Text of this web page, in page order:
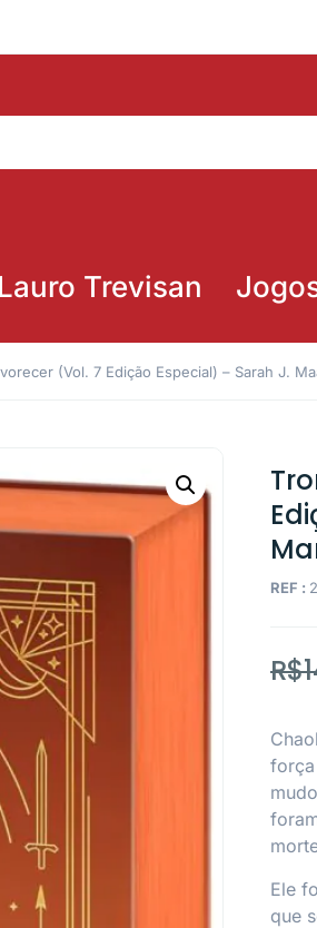
Lauro Trevisan
(Vol. 7 Edição Especial) – Sarah J.
REF :
R$
Ele
que